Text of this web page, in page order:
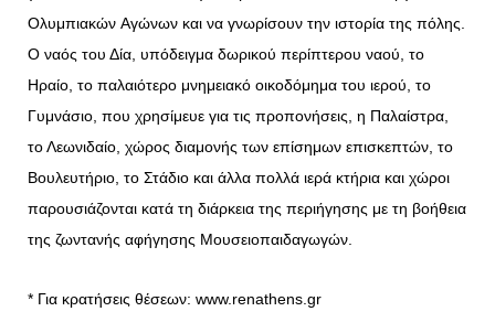
Ολυμπιακών Aγώνων και να γνωρίσουν την ιστορία της πόλης.
Ο ναός του Δία, υπόδειγμα δωρικού περίπτερου ναού, το
Ηραίο, το παλαιότερο μνημειακό οικοδόμημα του ιερού, το
Γυμνάσιο, που χρησίμευε για τις προπονήσεις, η Παλαίστρα,
το Λεωνιδαίο, χώρος διαμονής των επίσημων επισκεπτών, το
Βουλευτήριο, το Στάδιο και άλλα πολλά ιερά κτήρια και χώροι
παρουσιάζονται κατά τη διάρκεια της περιήγησης με τη βοήθεια
της ζωντανής αφήγησης Μουσειοπαιδαγωγών.
* Για κρατήσεις θέσεων: www.renathens.gr